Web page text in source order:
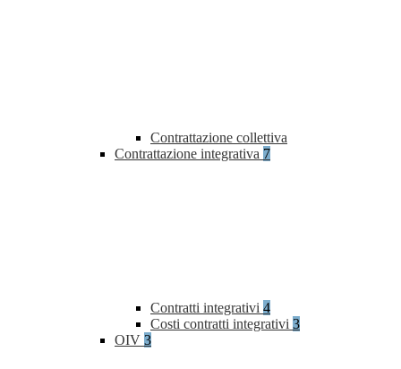
Contrattazione collettiva
Contrattazione integrativa 7
Contratti integrativi 4
Costi contratti integrativi 3
OIV 3